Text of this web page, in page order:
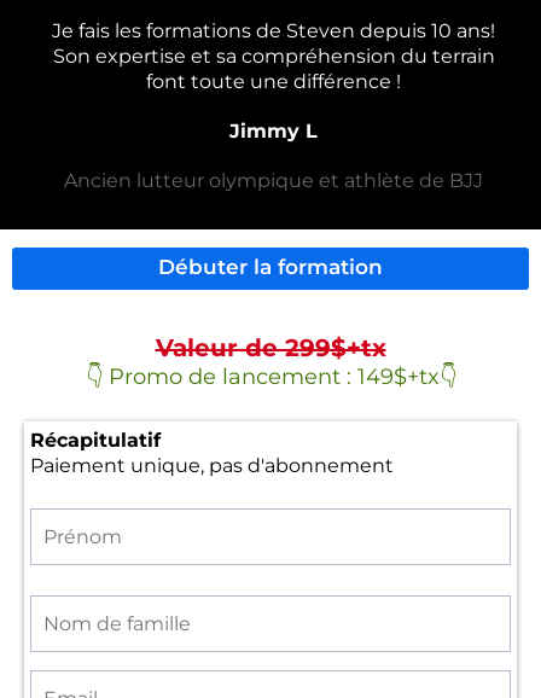
Je fais les formations de Steven depuis 10 ans!
Son expertise et sa compréhension du terrain
font toute une différence !
Jimmy L
Ancien lutteur olympique et athlète de BJJ
Débuter la formation
Valeur de 299$+tx
👇 Promo de lancement : 149$+tx👇
Récapitulatif
Paiement unique, pas d'abonnement